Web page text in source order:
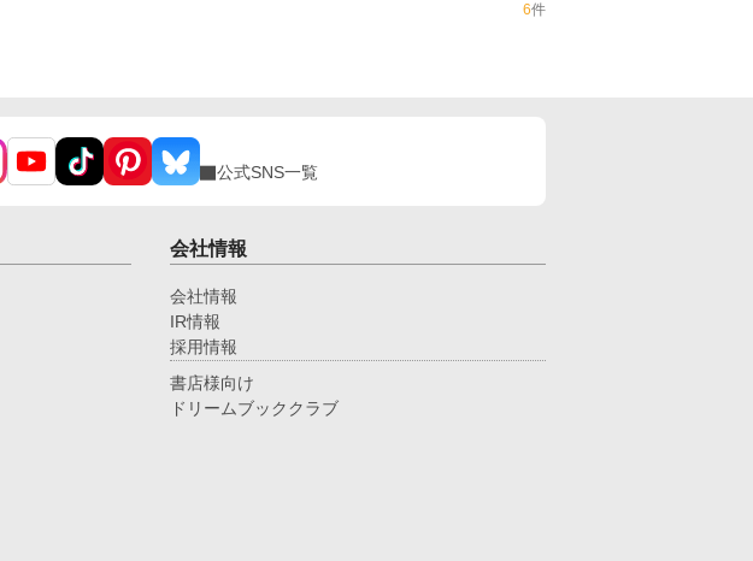
6件
公式SNS一覧
会社情報
会社情報
IR情報
採用情報
書店様向け
ドリームブッククラブ